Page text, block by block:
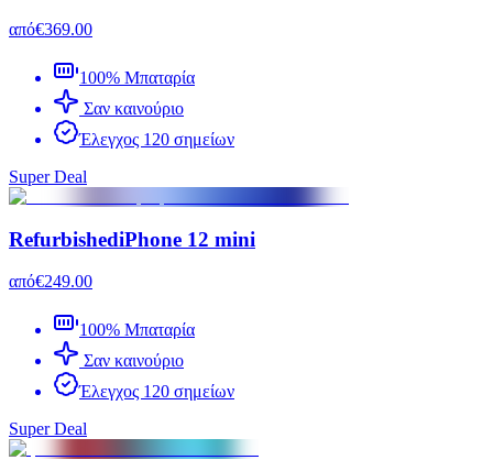
από€369.00
100% Μπαταρία
Σαν καινούριο
Έλεγχος 120 σημείων
Super Deal
RefurbishediPhone 12 mini
από€249.00
100% Μπαταρία
Σαν καινούριο
Έλεγχος 120 σημείων
Super Deal